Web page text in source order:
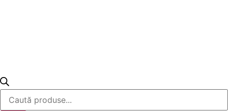
Products
search